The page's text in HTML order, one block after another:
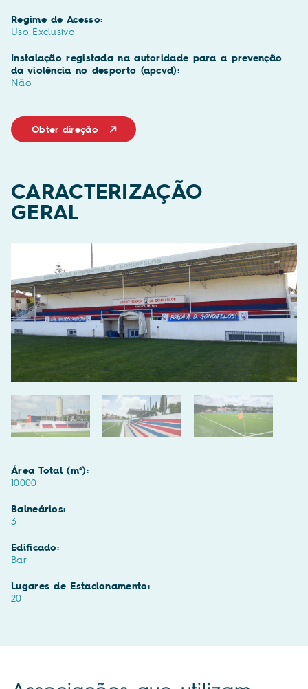
Regime de Acesso:
Uso Exclusivo
Instalação registada na autoridade para a prevenção
da violência no desporto (apcvd):
Não
Obter direção
CARACTERIZAÇÃO
GERAL
Área Total (m²):
10000
Balneários:
3
Edificado:
Bar
Lugares de Estacionamento:
20